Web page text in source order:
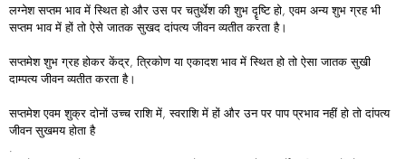
लग्नेश सप्तम भाव में स्थित हो और उस पर चतुर्थेश की शुभ दॄष्टि हो, एवम अन्य शुभ ग्रह भी
सप्तम भाव में हों तो ऐसे जातक सुखद दांपत्य जीवन व्यतीत करता है।
सप्तमेश शुभ ग्रह होकर केंद्र, त्रिकोण या एकादश भाव में स्थित हो तो ऐसा जातक सुखी
दाम्पत्य जीवन व्यतीत करता है।
सप्तमेश एवम शुक्र दोनों उच्च राशि में, स्वराशि में हों और उन पर पाप प्रभाव नहीं हो तो दांपत्य
जीवन सुखमय होता है
.